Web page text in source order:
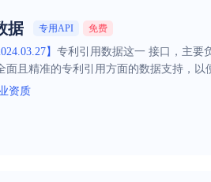
据 专用API 免费
】 专利引用数据这一 接口，主要
面且精准的专利引用方面的数据支持，以
资质